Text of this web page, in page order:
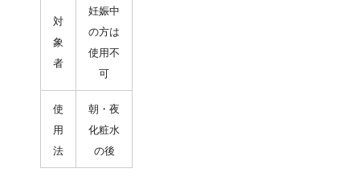
対
象
者
妊娠中
の方は
使用不
可
使
用
法
朝・夜
化粧水
の後